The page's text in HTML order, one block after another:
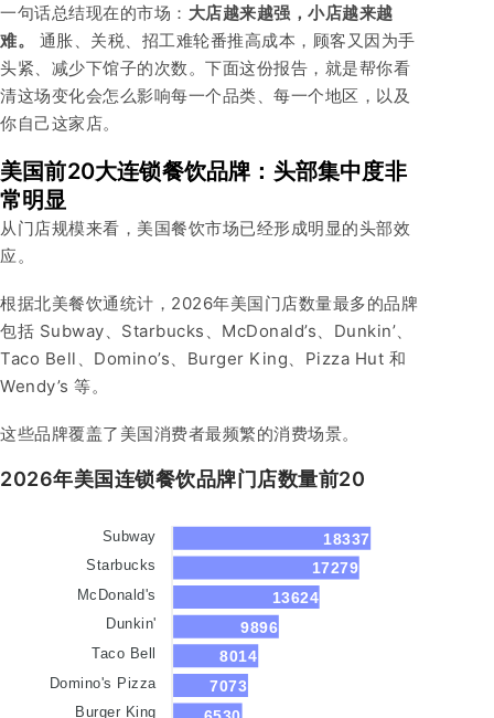
一句话总结现在的市场： 大店越来越强，小店越来越
难。
通胀、关税、招工难轮番推高成本，顾客又因为手
头紧、减少下馆子的次数。下面这份报告，就是帮你看
清这场变化会怎么影响每一个品类、每一个地区，以及
你自己这家店。
美国前20大连锁餐饮品牌：头部集中度非
常明显
从门店规模来看，美国餐饮市场已经形成明显的头部效
应。
根据北美餐饮通统计，2026年美国门店数量最多的品牌
包括 Subway、Starbucks、McDonald’s、Dunkin’、
Taco Bell、Domino’s、Burger King、Pizza Hut 和
Wendy’s 等。
这些品牌覆盖了美国消费者最频繁的消费场景。
2026年美国连锁餐饮品牌门店数量前20
18337
17279
13624
9896
8014
7073
Subway
Starbucks
McDonald's
Dunkin'
Taco Bell
Domino's Pizza
Burger King